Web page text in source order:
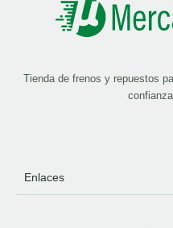
Tienda de frenos y repuestos
Enlaces